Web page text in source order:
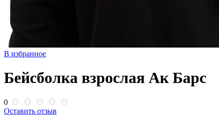
В избранное
Бейсболка взрослая Ак Барс
0
Оставить отзыв